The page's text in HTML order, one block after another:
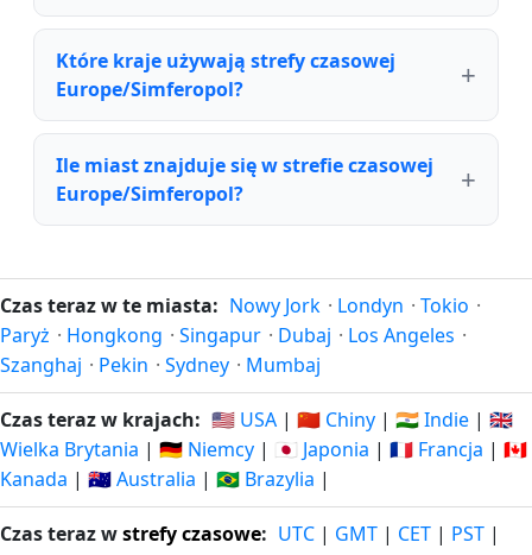
Które kraje używają strefy czasowej
Europe/Simferopol?
Ile miast znajduje się w strefie czasowej
Europe/Simferopol?
Czas teraz w te miasta: Nowy Jork · Londyn · Tokio ·
Paryż · Hongkong · Singapur · Dubaj · Los Angeles ·
Szanghaj · Pekin · Sydney · Mumbaj
Czas teraz w krajach: 🇺🇸 USA | 🇨🇳 Chiny | 🇮🇳 Indie | 🇬🇧
Wielka Brytania | 🇩🇪 Niemcy | 🇯🇵 Japonia | 🇫🇷 Francja | 🇨🇦
Kanada | 🇦🇺 Australia | 🇧🇷 Brazylia |
Czas teraz wstrefy czasowe: UTC | GMT | CET | PST |